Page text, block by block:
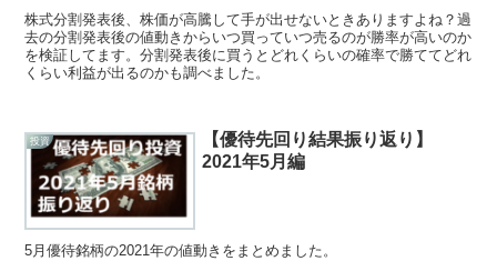
株式分割発表後、株価が高騰して手が出せないときありますよね？過
去の分割発表後の値動きからいつ買っていつ売るのが勝率が高いのか
を検証してます。分割発表後に買うとどれくらいの確率で勝ててどれ
くらい利益が出るのかも調べました。
投資
【優待先回り結果振り返り】
2021年5月編
5月優待銘柄の2021年の値動きをまとめました。